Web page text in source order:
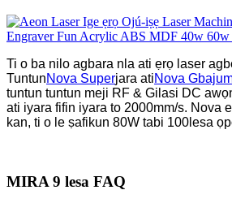
Ti o ba nilo agbara nla ati ẹrọ laser
TuntunNova Superjara atiNova
tuntun tuntun meji RF & Gilasi DC
ati iyara fifin iyara to 2000mm/s. Nova
kan, ti o le ṣafikun 80W tabi 100 lesa
MIRA 9 lesa FAQ